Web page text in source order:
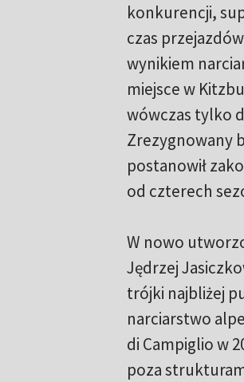
konkurencji,
czas
wynikiem
miejsce w
wówczas tylko
Zrezygnowany
postanowił
od czterech
W nowo
Jędrzej
trójki najbliżej
narciarstwo
di Campiglio w
poza